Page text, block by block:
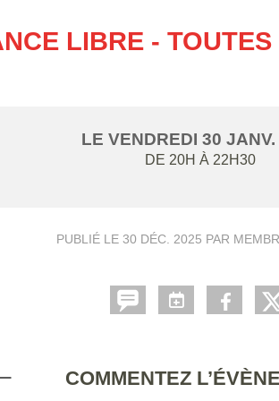
LIBRE -
LE VENDREDI 30 JANV.
DE 20H À 22H30
PUBLIÉ LE 30 DÉC. 2025 PAR
COMMENTEZ